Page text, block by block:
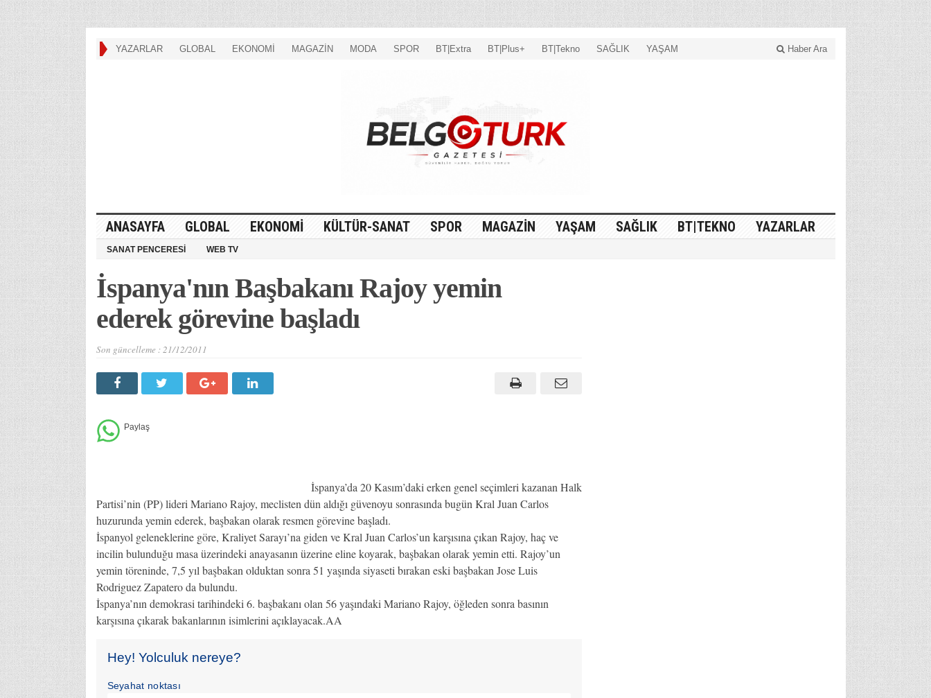
YAZARLAR GLOBAL EKONOMİ MAGAZİN MODA SPOR BT|Extra BT|Plus+ BT|Tekno SAĞLIK YAŞAM Haber Ara
ANASAYFA GLOBAL EKONOMİ KÜLTÜR-SANAT SPOR MAGAZİN YAŞAM SAĞLIK BT|TEKNO YAZARLAR
SANAT PENCERESİ WEB TV
İspanya'nın Başbakanı Rajoy yemin
ederek görevine başladı
Son güncelleme :21/12/2011
İspanya’da 20 Kasım’daki erken genel seçimleri kazanan Halk
Partisi’nin (PP) lideri Mariano Rajoy, meclisten dün aldığı güvenoyu sonrasında bugün Kral Juan Carlos
huzurunda yemin ederek, başbakan olarak resmen görevine başladı.
İspanyol geleneklerine göre, Kraliyet Sarayı’na giden ve Kral Juan Carlos’un karşısına çıkan Rajoy, haç ve
incilin bulunduğu masa üzerindeki anayasanın üzerine eline koyarak, başbakan olarak yemin etti. Rajoy’un
yemin töreninde, 7,5 yıl başbakan olduktan sonra 51 yaşında siyaseti bırakan eski başbakan Jose Luis
Rodriguez Zapatero da bulundu.
İspanya’nın demokrasi tarihindeki 6. başbakanı olan 56 yaşındaki Mariano Rajoy, öğleden sonra basının
karşısına çıkarak bakanlarının isimlerini açıklayacak.AA
Hey! Yolculuk nereye?
Seyahat noktası